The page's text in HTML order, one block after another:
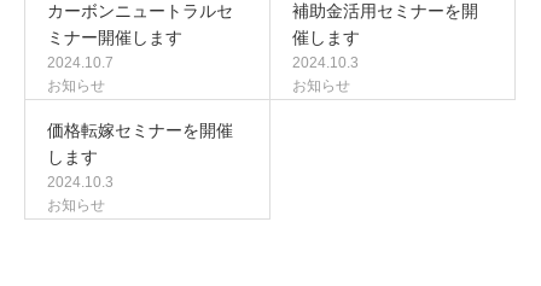
カーボンニュートラルセ
ミナー開催します
2024.10.7
お知らせ
補助金活用セミナーを開
催します
2024.10.3
お知らせ
価格転嫁セミナーを開催
します
2024.10.3
お知らせ